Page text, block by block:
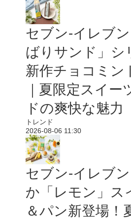
セブン‐イレブン
ばりサンド」シ
新作チョコミン
｜夏限定スイー
ドの爽快な魅力
トレンド
2026-08-06 11:30
セブン‐イレブ
か「レモン」ス
＆パン新登場！